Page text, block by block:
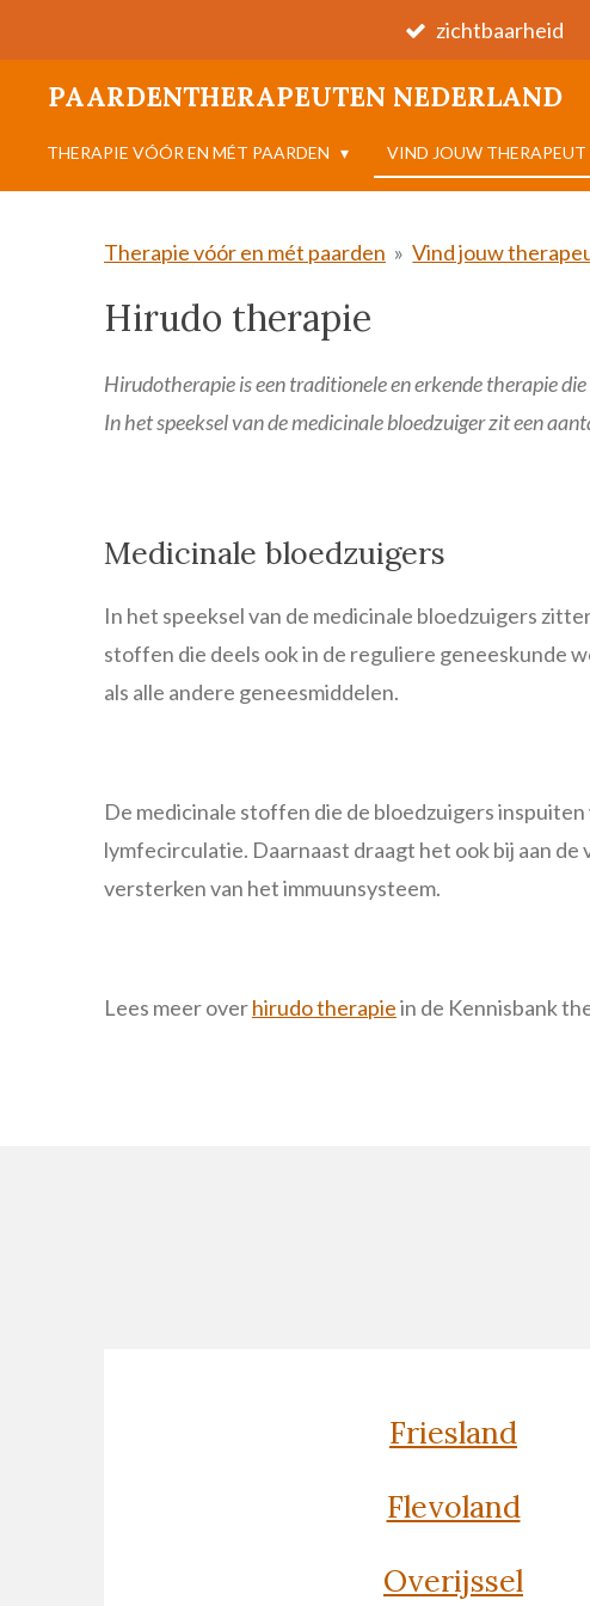
naar
zichtbaarheid
PAARDENTHERAPEUTEN NEDERLAND
THERAPIE VÓÓR EN MÉT PAARDEN VIND JOUW THERAPEUT
Therapie vóór en mét paarden » Vind jouw
Hirudo therapie
Hirudotherapie is een traditionele en erkende therapie
In het speeksel van de medicinale bloedzuiger zit een
Medicinale bloedzuigers
In het speeksel van de medicinale bloedzuigers
stoffen die deels ook in de reguliere geneeskunde
als alle andere geneesmiddelen.
De medicinale stoffen die de bloedzuigers
lymfecirculatie. Daarnaast draagt het ook bij aan
versterken van het immuunsysteem.
Lees meer overhirudo therapiein de Kennisbank
Friesland
Flevoland
Overijssel